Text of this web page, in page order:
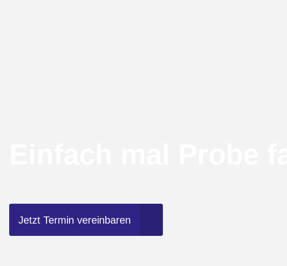
Jetzt Termin vereinbaren